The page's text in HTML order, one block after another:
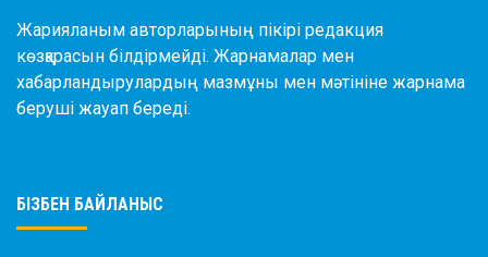
Жарияланым авторларының пікірі редакция
көзқарасын білдірмейді. Жарнамалар мен
хабарландырулардың мазмұны мен мәтініне жарнама
беруші жауап береді.
БІЗБЕН БАЙЛАНЫС